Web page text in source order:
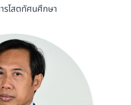
รโสตทัศนศึกษา